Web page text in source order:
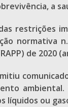
a
restrições
normativa
de 2020
ou